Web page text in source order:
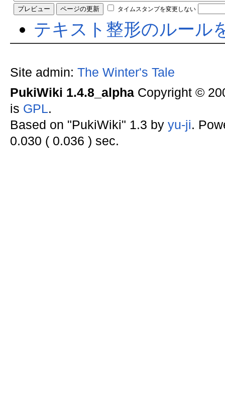
タイムスタンプを変更しない
テキスト整形のルール
Site admin: The Winter's Tale
PukiWiki 1.4.8_alphaCopyright ©
is GPL.
Based on "PukiWiki" 1.3 by yu-ji.
0.030 ( 0.036 ) sec.